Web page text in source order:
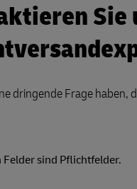
Sie
dringende Frage haben,
Felder sind Pflichtfelder.